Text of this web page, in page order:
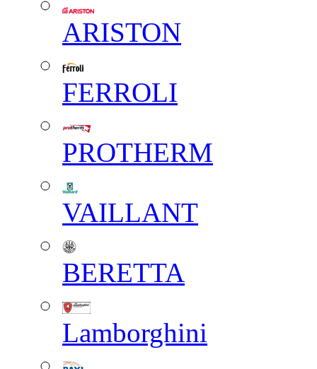
ARISTON
FERROLI
PROTHERM
VAILLANT
BERETTA
Lamborghini